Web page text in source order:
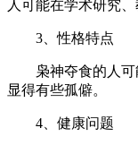
人可能在学术研究
3、性格特点
枭神夺食的人
显得有些孤僻。
4、健康问题